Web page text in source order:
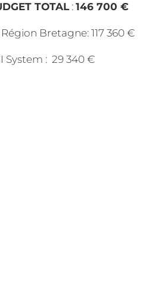
TOTAL: 146 700 €
Région Bretagne: 117 360 €
System : 29 340 €